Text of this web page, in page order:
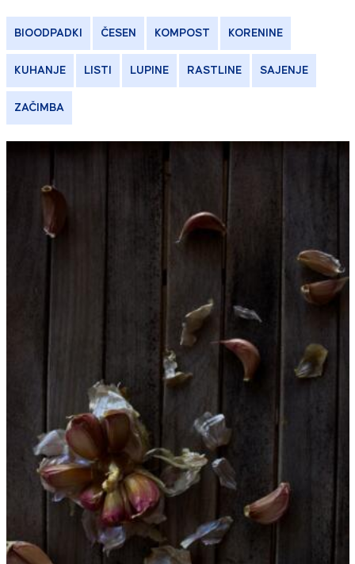
BIOODPADKI ČESEN KOMPOST KORENINE
KUHANJE LISTI LUPINE RASTLINE SAJENJE
ZAČIMBA